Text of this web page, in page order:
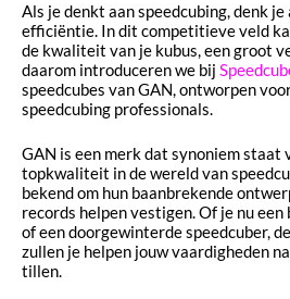
Als je denkt aan speedcubing, denk
efficiëntie. In dit competitieve veld
de kwaliteit van je kubus, een groot
daarom introduceren we bij
speedcubes van GAN, ontworpen
speedcubing professionals.
GAN is een merk dat synoniem staat
topkwaliteit in de wereld van
bekend om hun baanbrekende
records helpen vestigen. Of je nu een
of een doorgewinterde speedcuber,
zullen je helpen jouw vaardigheden
tillen.